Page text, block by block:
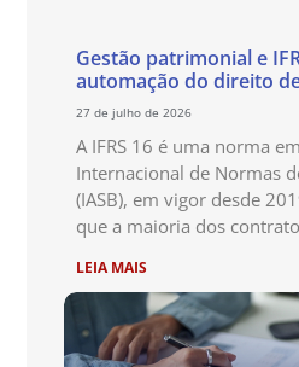
Gestão patrimonial e
automação do direito
27 de julho de 2026
A IFRS 16 é uma norma
Internacional de Normas
(IASB), em vigor desde
que a maioria dos
LEIA MAIS